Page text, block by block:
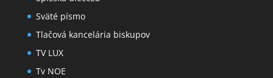
Sväté písmo
Tlačová kancelária biskupov
TV LUX
Tv NOE